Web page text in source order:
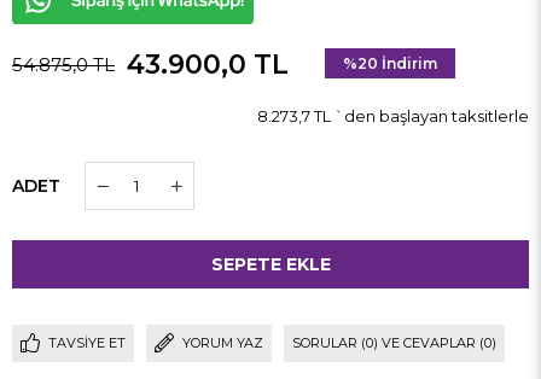
54.875,0 TL 43.900,0 TL %20 İndirim
8.273,7 TL `den başlayan taksitlerle
ADET
TAVSIYE ET YORUM YAZ SORULAR (0) VE CEVAPLAR (0)